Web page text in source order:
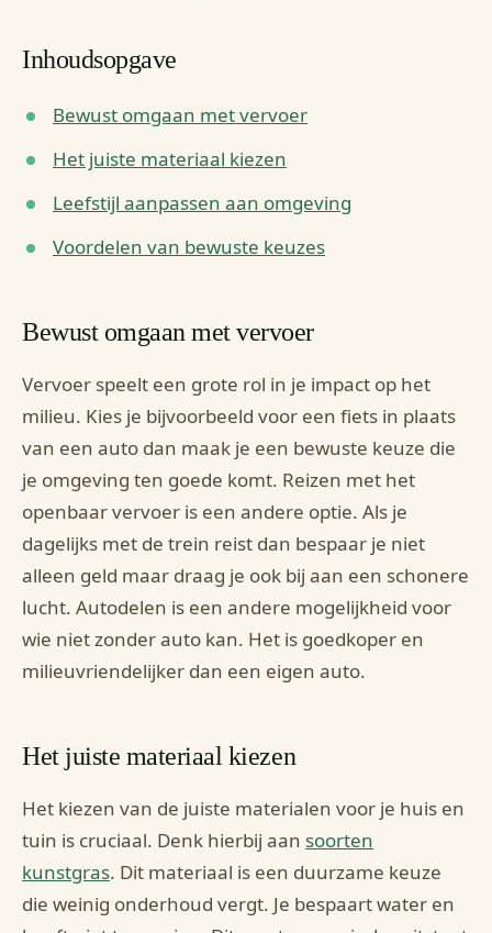
Inhoudsopgave
Bewust omgaan met vervoer
Het juiste materiaal kiezen
Leefstijl aanpassen aan omgeving
Voordelen van bewuste keuzes
Bewust omgaan met vervoer
Vervoer speelt een grote rol in je impact op het
milieu. Kies je bijvoorbeeld voor een fiets in plaats
van een auto dan maak je een bewuste keuze die
je omgeving ten goede komt. Reizen met het
openbaar vervoer is een andere optie. Als je
dagelijks met de trein reist dan bespaar je niet
alleen geld maar draag je ook bij aan een schonere
lucht. Autodelen is een andere mogelijkheid voor
wie niet zonder auto kan. Het is goedkoper en
milieuvriendelijker dan een eigen auto.
Het juiste materiaal kiezen
Het kiezen van de juiste materialen voor je huis en
tuin is cruciaal. Denk hierbij aan soorten
kunstgras. Dit materiaal is een duurzame keuze
die weinig onderhoud vergt. Je bespaart water en